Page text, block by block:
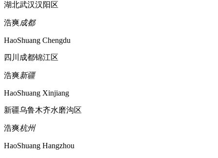
湖北武汉汉阳区
浩爽成都
HaoShuang Chengdu
四川成都锦江区
浩爽新疆
HaoShuang Xinjiang
新疆乌鲁木齐水磨沟区
浩爽杭州
HaoShuang Hangzhou